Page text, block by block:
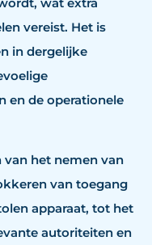
vereist. Het is
in dergelijke
en de operationele
van het nemen van
van toegang
apparaat, tot het
autoriteiten en